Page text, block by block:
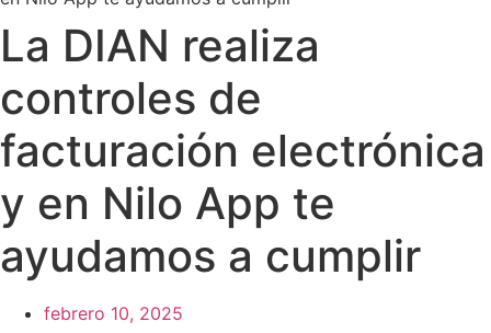
La DIAN realiza
controles de
facturación electrónica
y en Nilo App te
ayudamos a cumplir
febrero 10, 2025